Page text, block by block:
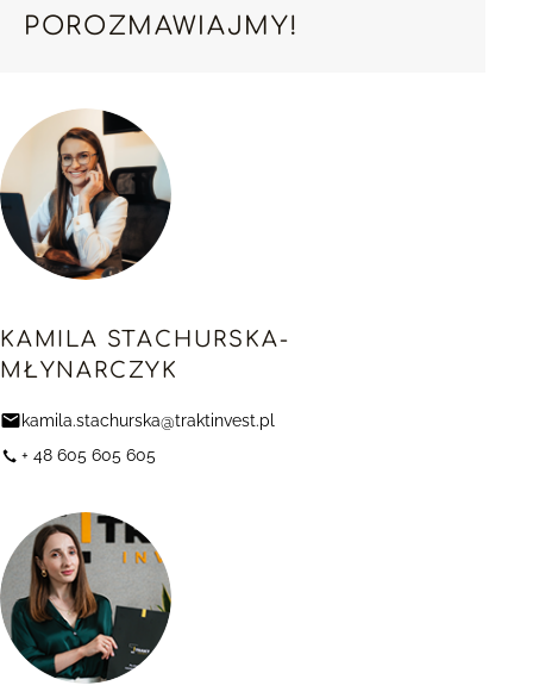
POROZMAWIAJMY!
KAMILA STACHURSKA-
MŁYNARCZYK
kamila.stachurska@traktinvest.pl
+ 48 605 605 605